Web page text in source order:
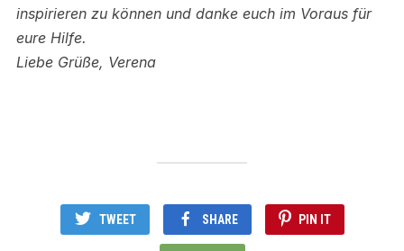
inspirieren zu können und danke euch im Voraus für
eure Hilfe.
Liebe Grüße, Verena
TWEET SHARE PIN IT